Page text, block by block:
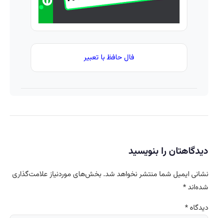
فال حافظ با تعبیر
دیدگاهتان را بنویسید
نشانی ایمیل شما منتشر نخواهد شد. بخش‌های موردنیاز علامت‌گذاری
شده‌اند*
دیدگاه*